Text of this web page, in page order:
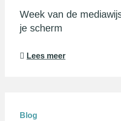
Week van de
je scherm
Lees meer
Blog